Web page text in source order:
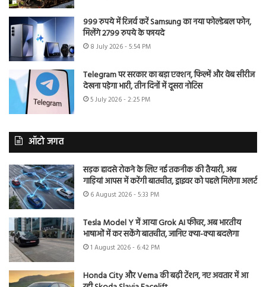
999 रुपये में रिजर्व करें Samsung का नया फोल्डेबल फोन,
मिलेंगे 2799 रुपये के फायदे
8 July 2026 - 5:54 PM
Telegram पर सरकार का बड़ा एक्शन, फिल्में और वेब सीरीज
देखना पड़ेगा भारी, तीन दिनों में दूसरा नोटिस
5 July 2026 - 2:25 PM
ऑटो जगत
सड़क हादसे रोकने के लिए नई तकनीक की तैयारी, अब
गाड़ियां आपस में करेंगी बातचीत, ड्राइवर को पहले मिलेगा अलर्ट
6 August 2026 - 5:33 PM
Tesla Model Y में आया Grok AI फीचर, अब भारतीय
भाषाओं में कर सकेंगे बातचीत, जानिए क्या-क्या बदलेगा
1 August 2026 - 6:42 PM
Honda City और Verna की बढ़ी टेंशन, नए अवतार में आ